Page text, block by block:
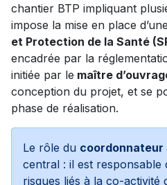
chantier BTP impliquant
impose la mise en place d’une
et Protection de la Santé
encadrée par la
initiée par le maître
conception du projet, et se
phase de réalisation.
Le rôle du coordonnateur
central : il est responsable
risques liés à la co-activité